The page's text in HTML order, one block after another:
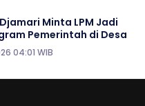
Minta LPM Jadi
Pemerintah di Desa
04:01 WIB